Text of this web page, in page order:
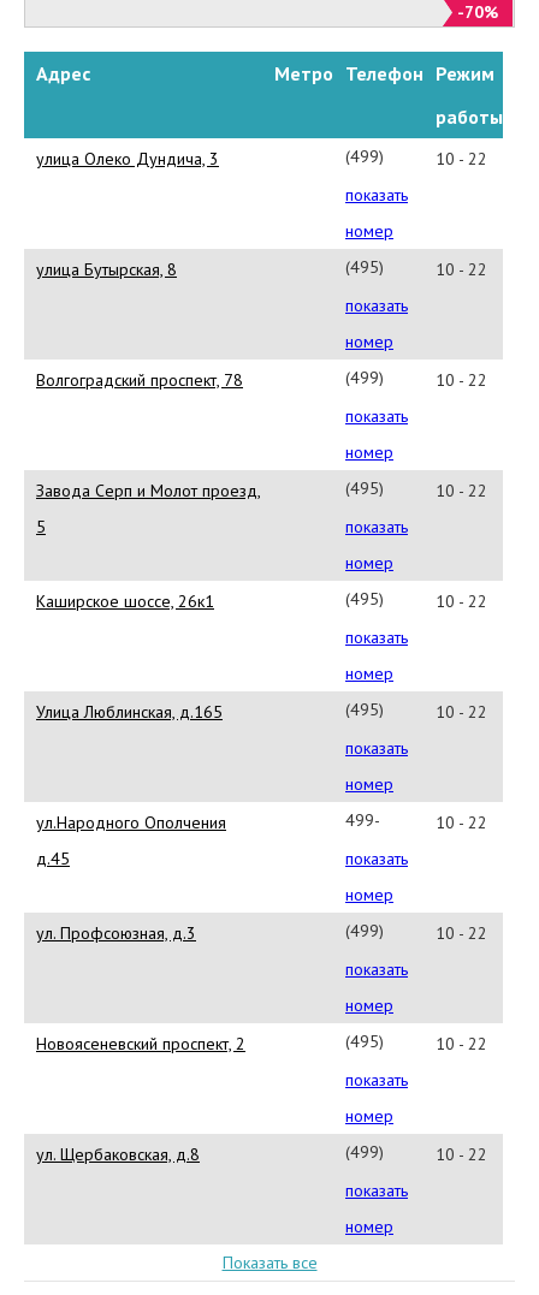
-70%
Адрес Метро Телефон Режим
работы
улица Олеко Дундича, 3
(499)
145-
62-
91
показать
номер
10 - 22
улица Бутырская, 8
(495)
980-
65-
25
показать
номер
10 - 22
Волгоградский проспект, 78
(499)
172-
29-
04
показать
номер
10 - 22
Завода Серп и Молот проезд,
5
(495)
361-
4749
показать
номер
10 - 22
Каширское шоссе, 26к1
(495)
324-
43-
15
показать
номер
10 - 22
Улица Люблинская, д.165
(495)
346-
98-
51
показать
номер
10 - 22
ул.Народного Ополчения
д.45
499-
740-
61-
66
показать
номер
10 - 22
ул. Профсоюзная, д.3
(499)
968-
56-
68
показать
номер
10 - 22
Новоясеневский проспект, 2
(495)
971-
24-
37
показать
номер
10 - 22
ул. Щербаковская, д.8
(499)
968-
56-
показать
номер
10 - 22
Показать все